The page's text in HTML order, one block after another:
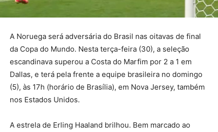
A Noruega será adversária do Brasil nas oitavas de final
da Copa do Mundo. Nesta terça-feira (30), a seleção
escandinava superou a Costa do Marfim por 2 a 1 em
Dallas, e terá pela frente a equipe brasileira no domingo
(5), às 17h (horário de Brasília), em Nova Jersey, também
nos Estados Unidos.
A estrela de Erling Haaland brilhou. Bem marcado ao